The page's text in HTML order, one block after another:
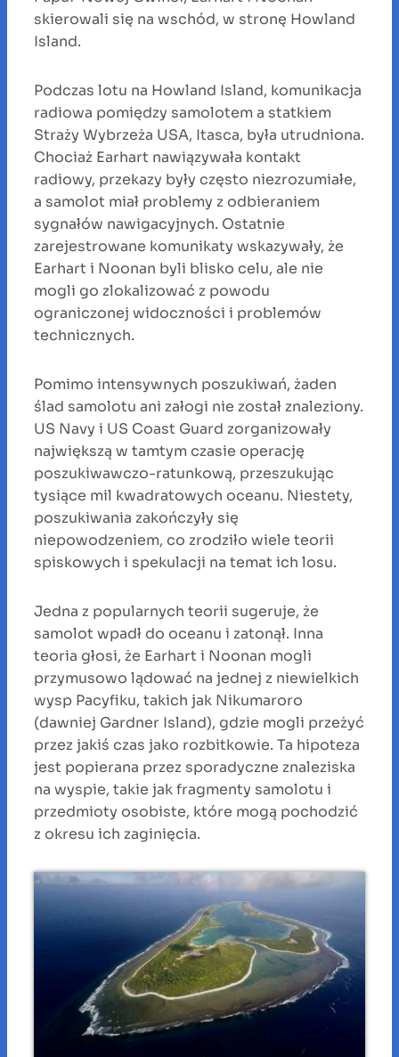
skierowali się na wschód, w stronę Howland
Island.
Podczas lotu na Howland Island, komunikacja
radiowa pomiędzy samolotem a statkiem
Straży Wybrzeża USA, Itasca, była utrudniona.
Chociaż Earhart nawiązywała kontakt
radiowy, przekazy były często niezrozumiałe,
a samolot miał problemy z odbieraniem
sygnałów nawigacyjnych. Ostatnie
zarejestrowane komunikaty wskazywały, że
Earhart i Noonan byli blisko celu, ale nie
mogli go zlokalizować z powodu
ograniczonej widoczności i problemów
technicznych.
Pomimo intensywnych poszukiwań, żaden
ślad samolotu ani załogi nie został znaleziony.
US Navy i US Coast Guard zorganizowały
największą w tamtym czasie operację
poszukiwawczo-ratunkową, przeszukując
tysiące mil kwadratowych oceanu. Niestety,
poszukiwania zakończyły się
niepowodzeniem, co zrodziło wiele teorii
spiskowych i spekulacji na temat ich losu.
Jedna z popularnych teorii sugeruje, że
samolot wpadł do oceanu i zatonął. Inna
teoria głosi, że Earhart i Noonan mogli
przymusowo lądować na jednej z niewielkich
wysp Pacyfiku, takich jak Nikumaroro
(dawniej Gardner Island), gdzie mogli przeżyć
przez jakiś czas jako rozbitkowie. Ta hipoteza
jest popierana przez sporadyczne znaleziska
na wyspie, takie jak fragmenty samolotu i
przedmioty osobiste, które mogą pochodzić
z okresu ich zaginięcia.